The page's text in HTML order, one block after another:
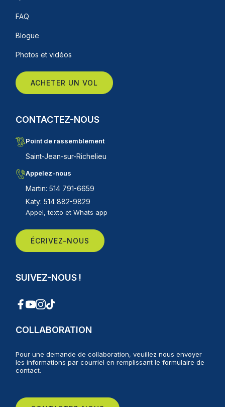
FAQ
Blogue
Photos et vidéos
ACHETER UN VOL
CONTACTEZ-NOUS
Point de rassemblement
Saint-Jean-sur-Richelieu
Appelez-nous
Martin: 514 791-6659
Katy: 514 882-9829
Appel, texto et Whats app
ÉCRIVEZ-NOUS
SUIVEZ-NOUS !
COLLABORATION
Pour une demande de collaboration, veuillez nous envoyer
les informations par courriel en remplissant le formulaire de
contact.